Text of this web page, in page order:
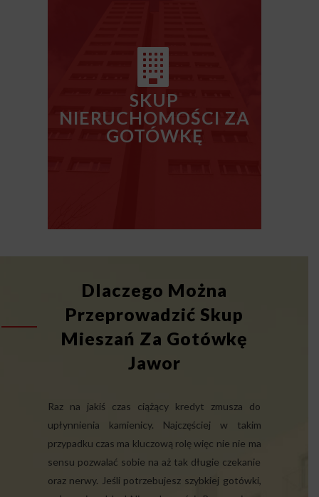
SKUP
NIERUCHOMOŚCI ZA
GOTÓWKĘ
Dlaczego Można
Przeprowadzić Skup
Mieszań Za Gotówkę
Jawor
Raz na jakiś czas ciążący kredyt zmusza do
upłynnienia kamienicy. Najczęściej w takim
przypadku czas ma kluczową rolę więc nie nie ma
sensu pozwalać sobie na aż tak długie czekanie
oraz nerwy. Jeśli potrzebujesz szybkiej gotówki,